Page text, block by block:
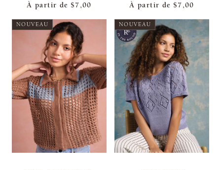
À partir de $7,00
À partir de $7,00
NOUVEAU NOUVEAU